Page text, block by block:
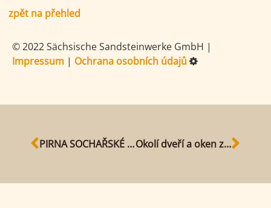
zpět na přehled
© 2022 Sächsische Sandsteinwerke GmbH |
Impressum | Ochrana osobních údajů
PIRNA SOCHAŘSKÉ LÉTO 2022/23 - NA POČEST CANALETTA Okolí dveří a oken z pískovce